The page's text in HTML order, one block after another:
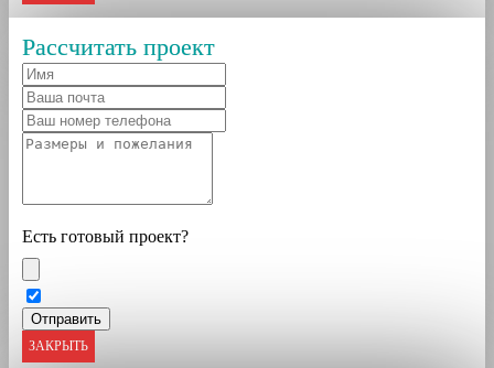
Рассчитать проект
Есть готовый проект?
ЗАКРЫТЬ